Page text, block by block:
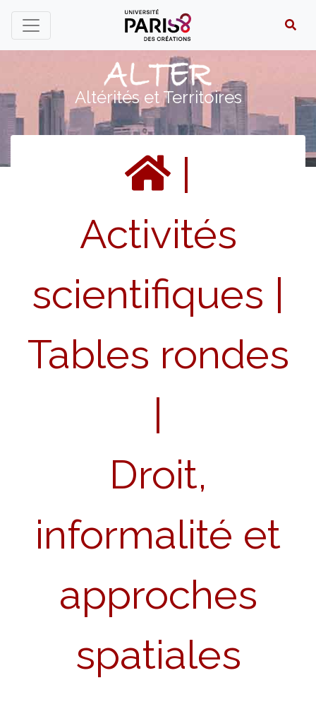
Panneau de gestion des cookies
Altérités et Territoires
Activités
scientifiques
Tables rondes
Droit,
informalité et
approches
spatiales